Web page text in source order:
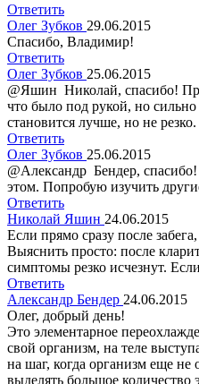
Ответить
Олег Зубков 29.06.2015
Спасибо, Владимир!
Ответить
Олег Зубков 25.06.2015
@Яшин Николай, спасибо!
что было под рукой, но
становится лучше, но не резко.
Ответить
Олег Зубков 25.06.2015
@Александр Бендер,
этом. Попробую изучить
Ответить
Николай Яшин 24.06.2015
Если прямо сразу после
Выяснить просто: после
симптомы резко исчезнут.
Ответить
Александр Бендер 24.06.2015
Олег, добрый день!
Это элементарное
свой организм, на теле
на шаг, когда организм еще не
выделять большое количество